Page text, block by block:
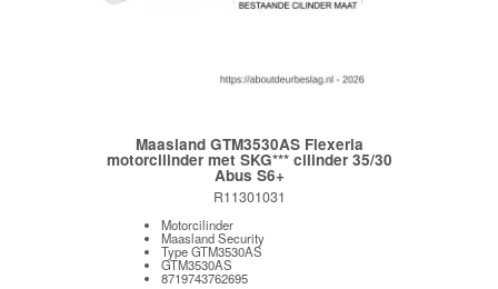
Maasland GTM3530AS Flexeria
motorcilinder met SKG*** cilinder 35/30
Abus S6+
R11301031
Motorcilinder
Maasland Security
Type GTM3530AS
GTM3530AS
8719743762695